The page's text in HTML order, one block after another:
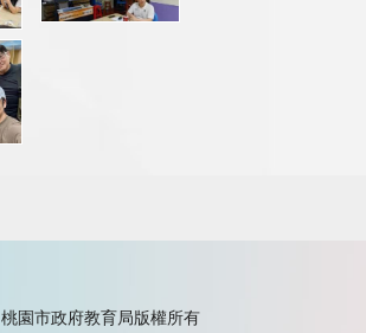
桃園市政府教育局版權所有